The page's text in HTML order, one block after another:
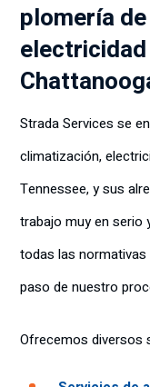
plomería
Strada Services se
climatización,
Tennessee, y sus
trabajo muy en serio
todas las
paso de nuestro
Ofrecemos diversos